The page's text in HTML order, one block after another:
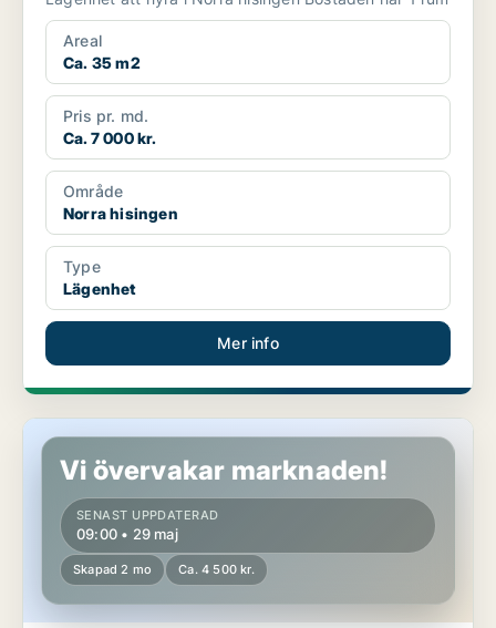
Areal
Ca. 35 m2
Pris pr. md.
Ca. 7 000 kr.
Område
Norra hisingen
Type
Lägenhet
Mer info
Lägenhet i Norra hisingen
Vi övervakar marknaden!
SENAST UPPDATERAD
09:00 • 29 maj
Skapad 2 mo Ca. 4 500 kr.